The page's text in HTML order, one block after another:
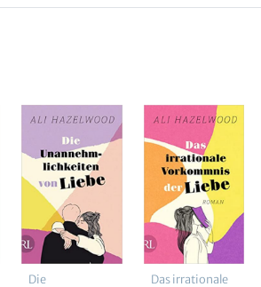
Die
Das irrationale